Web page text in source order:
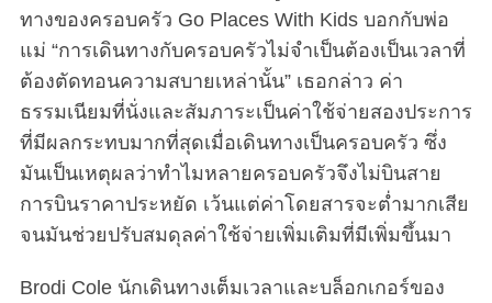
ทางของครอบครัว Go Places With Kids บอกกับพ่อ
แม่ “การเดินทางกับครอบครัวไม่จำเป็นต้องเป็นเวลาที่
ต้องตัดทอนความสบายเหล่านั้น” เธอกล่าว ค่า
ธรรมเนียมที่นั่งและสัมภาระเป็นค่าใช้จ่ายสองประการ
ที่มีผลกระทบมากที่สุดเมื่อเดินทางเป็นครอบครัว ซึ่ง
มันเป็นเหตุผลว่าทำไมหลายครอบครัวจึงไม่บินสาย
การบินราคาประหยัด เว้นแต่ค่าโดยสารจะต่ำมากเสีย
จนมันช่วยปรับสมดุลค่าใช้จ่ายเพิ่มเติมที่มีเพิ่มขึ้นมา
Brodi Cole นักเดินทางเต็มเวลาและบล็อกเกอร์ของ